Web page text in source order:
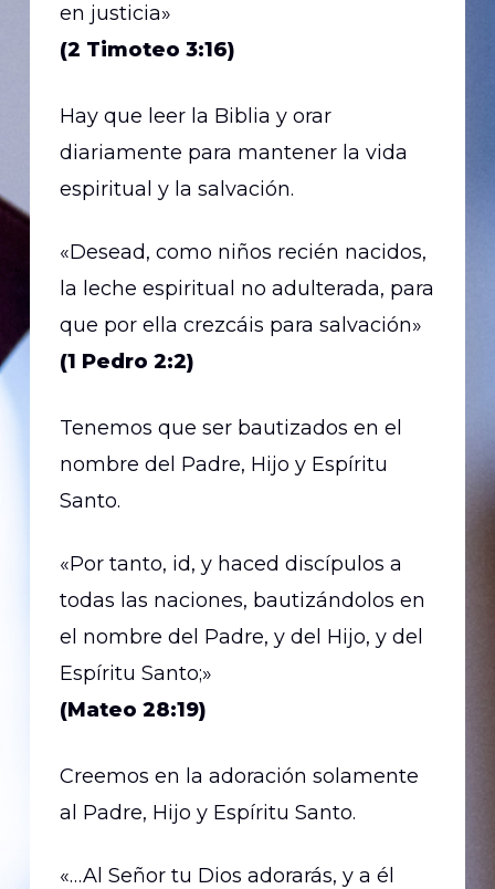
en justicia»
(2 Timoteo 3:16)
Hay que leer la Biblia y orar
diariamente para mantener la vida
espiritual y la salvación.
«Desead, como niños recién nacidos,
la leche espiritual no adulterada, para
que por ella crezcáis para salvación»
(1 Pedro 2:2)
Tenemos que ser bautizados en el
nombre del Padre, Hijo y Espíritu
Santo.
«Por tanto, id, y haced discípulos a
todas las naciones, bautizándolos en
el nombre del Padre, y del Hijo, y del
Espíritu Santo;»
(Mateo 28:19)
Creemos en la adoración solamente
al Padre, Hijo y Espíritu Santo.
«…Al Señor tu Dios adorarás, y a él